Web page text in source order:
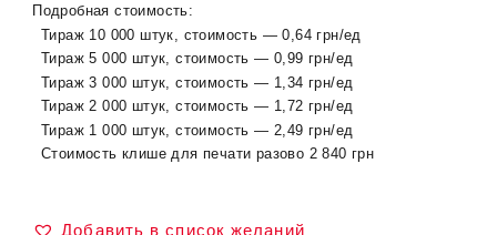
Подробная стоимость:
Тираж 10 000 штук, стоимость —0 ,64 грн/ед
Тираж 5 000 штук, стоимость — 0,99 грн/ед
Тираж 3 000 штук, стоимость — 1,34 грн/ед
Тираж 2 000 штук, стоимость — 1,72 грн/ед
Тираж 1 000 штук, стоимость — 2,49 грн/ед
Стоимость клише для печати разово 2 840 грн
Добавить в список желаний